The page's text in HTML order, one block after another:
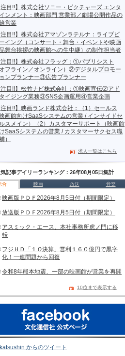
注目!!】株式会社ソニー・ピクチャーズ エンタ
ンメント：映画部門 営業部／劇場公開作品の
営業
注目!!】株式会社アマゾンラテルナ：ライブビ
イング（コンサート・舞台・イベントや映画
舞台挨拶の映画館への生中継）の制作担当者
注目!!】株式会社フラッグ：①パブリシスト
オフライン／オンライン）②デジタルプロモー
ンプランナー③広告プランナー
注目!!】松竹ナビ株式会社：①映画宣伝②アド
イジング業務③SNS企画運用④営業企画
注目!!】映画ランド株式会社：（1）セールス
映画館向けSaaSシステムの営業 / インサイドセ
スメイン）（2）カスタマーサポート（映画館
SaaSシステムの営業 / カスタマーサクセス職
）
求人一覧はこちら
気記事デイリーランキング：26年08月05日集計
合 映画 放送 音楽
映画版ＰＤＦ2026年8月5日付（期間限定）
放送版ＰＤＦ2026年8月5日付（期間限定）
アスミック・エース、本社事務所虎ノ門に移
転
フジＨＤ「１Ｑ決算」営利１６０億円で黒字
化！一連問題から回復
令和8年熊本地震、一部の映画館が営業を再開
10位まで表示する
からのツイート